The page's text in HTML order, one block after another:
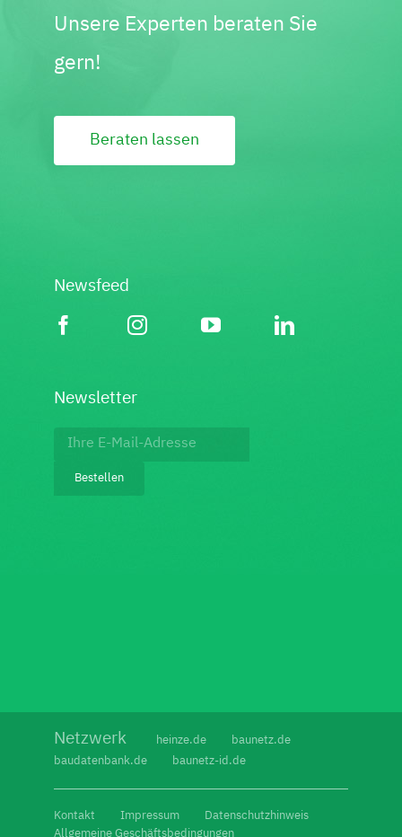
Unsere Experten beraten Sie
gern!
Beraten lassen
Newsfeed
Newsletter
Footer:
bestellen
Bestellen
Netzwerk heinze.de
baunetz.de
baudatenbank.de
baunetz-id.de
Kontakt Impressum
Datenschutzhinweis
Allgemeine Geschäftsbedingungen